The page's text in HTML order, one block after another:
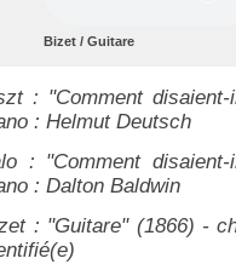
Bizet / Guitare
: "Comment
: Helmut Deutsch
: "Comment
: Dalton Baldwin
: "Guitare" (1866) -